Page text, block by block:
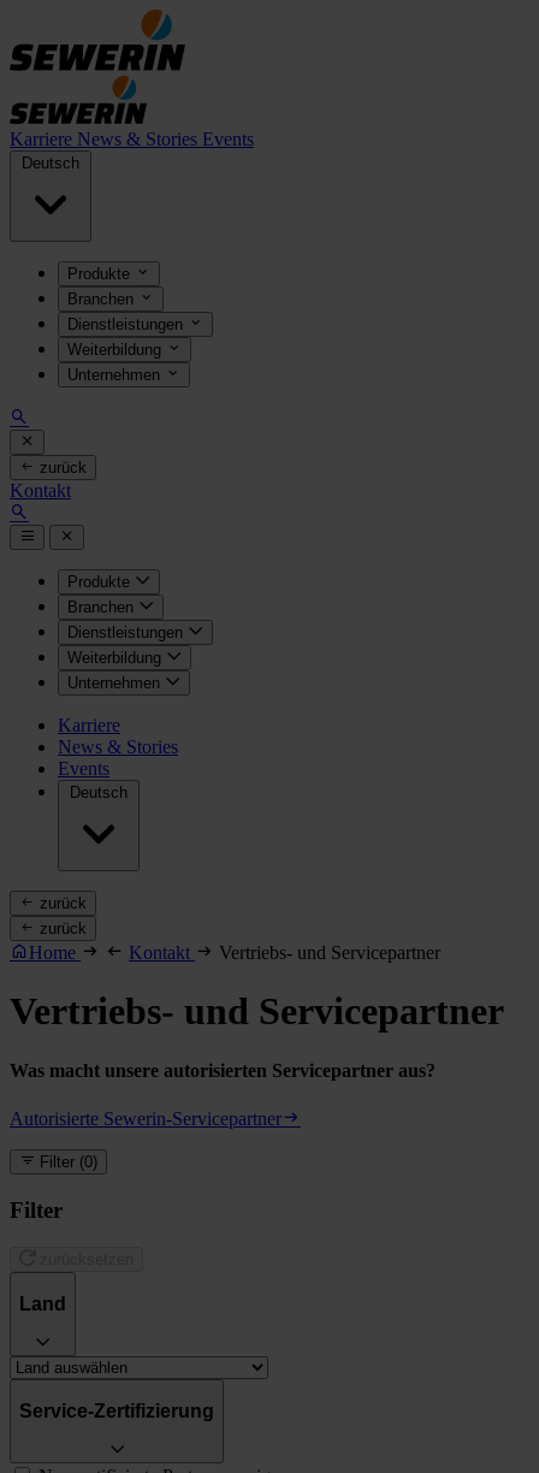
Karriere News & Stories Events
Deutsch
Produkte
Branchen
Dienstleistungen
Weiterbildung
Unternehmen
zurück
Kontakt
Produkte
Branchen
Dienstleistungen
Weiterbildung
Unternehmen
Karriere
News & Stories
Events
Deutsch
zurück
zurück
Home Kontakt Vertriebs- und Servicepartner
Vertriebs- und Servicepartner
Was macht unsere autorisierten Servicepartner aus?
Autorisierte Sewerin-Servicepartner
Filter (0)
Filter
Land
Service-Zertifizierung